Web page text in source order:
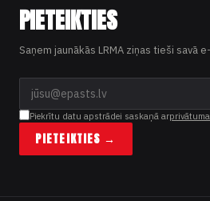
PIETEIKTIES
Saņem jaunākās LRMA ziņas tieši savā
Piekrītu datu apstrādei saskaņā ar
PIETEIKTIES →